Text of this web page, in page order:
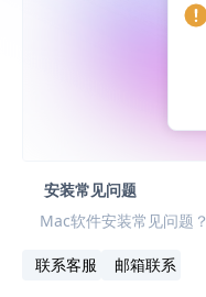
安装常见问题
Mac软件安装常见问题？
联系客服 邮箱联系